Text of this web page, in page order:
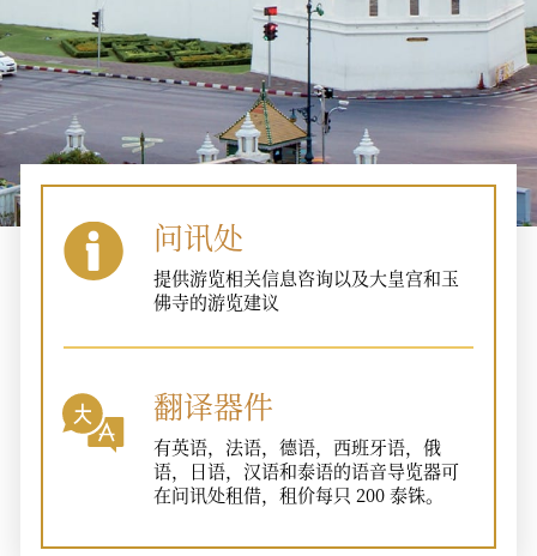
问讯处
提供游览相关信息咨询以及大皇宫和玉
佛寺的游览建议
翻译器件
有英语，法语，德语，西班牙语，俄
语，日语，汉语和泰语的语音导览器可
在问讯处租借，租价每只 200 泰铢。